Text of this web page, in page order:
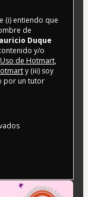
(i) entiendo que
de
Duque
y/o
de Hotmart,
y (iii) soy
por un tutor